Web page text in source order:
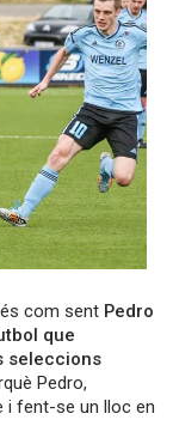
com sent Pedro
que
seleccions
Pedro,
i fent-se un lloc en